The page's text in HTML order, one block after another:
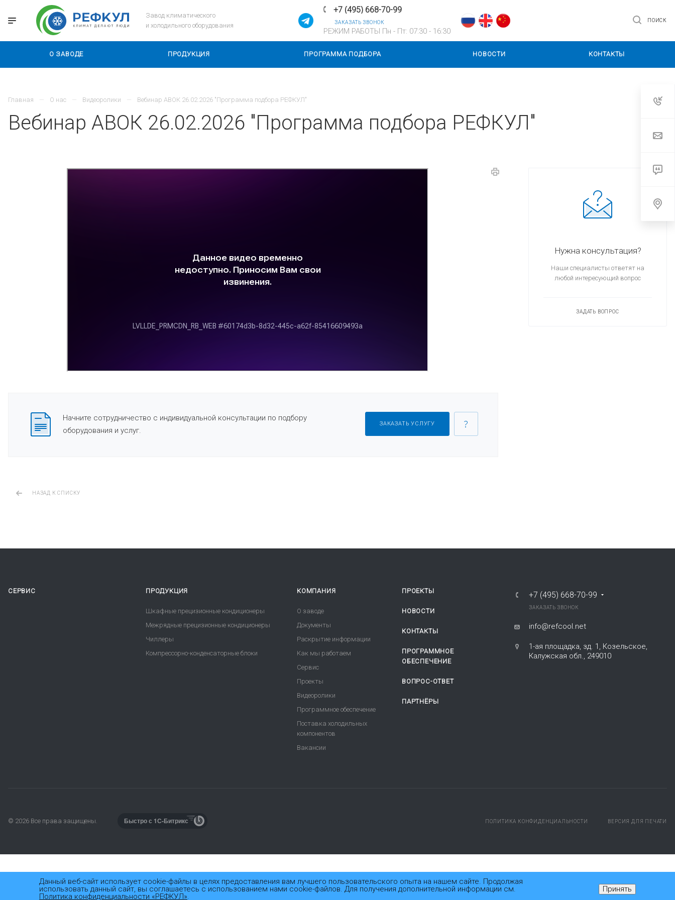
Завод климатического
и холодильного оборудования
+7 (495) 668-70-99
ЗАКАЗАТЬ ЗВОНОК
РЕЖИМ РАБОТЫ Пн - Пт: 07:30 - 16:30
ПОИСК
О ЗАВОДЕ ПРОДУКЦИЯ ПРОГРАММА ПОДБОРА НОВОСТИ КОНТАКТЫ
Главная О нас Видеоролики Вебинар АВОК 26.02.2026 "Программа подбора РЕФКУЛ"
Вебинар АВОК 26.02.2026 "Программа подбора РЕФКУЛ"
Начните сотрудничество с индивидуальной консультации по подбору
оборудования и услуг.
ЗАКАЗАТЬ УСЛУГУ
Нужна консультация?
Наши специалисты ответят на
любой интересующий вопрос
ЗАДАТЬ ВОПРОС
НАЗАД К СПИСКУ
СЕРВИС ПРОДУКЦИЯ
Шкафные прецизионные кондиционеры
Межрядные прецизионные кондиционеры
Чиллеры
Компрессорно-конденсаторные блоки
КОМПАНИЯ
О заводе
Документы
Раскрытие информации
Как мы работаем
Сервис
Проекты
Видеоролики
Программное обеспечение
Поставка холодильных
компонентов
Вакансии
ПРОЕКТЫ
НОВОСТИ
КОНТАКТЫ
ПРОГРАММНОЕ
ОБЕСПЕЧЕНИЕ
ВОПРОС-ОТВЕТ
ПАРТНЁРЫ
+7 (495) 668-70-99
ЗАКАЗАТЬ ЗВОНОК
info@refcool.net
1-ая площадка, зд. 1, Козельское,
Калужская обл., 249010
ВЕРСИЯ ДЛЯ ПЕЧАТИ
ПОЛИТИКА КОНФИДЕНЦИАЛЬНОСТИ
© 2026 Все права защищены. Быстро с 1С-Битрикс
Данный веб-сайт использует cookie-файлы в целях предоставления вам лучшего пользовательского опыта на нашем сайте. Продолжая
использовать данный сайт, вы соглашаетесь с использованием нами cookie-файлов. Для получения дополнительной информации см.
Политика конфиденциальности «РЕФКУЛ».
Принять